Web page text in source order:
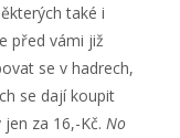
také i
před vámi již
se v hadrech,
se dají koupit
za 16,-Kč. No